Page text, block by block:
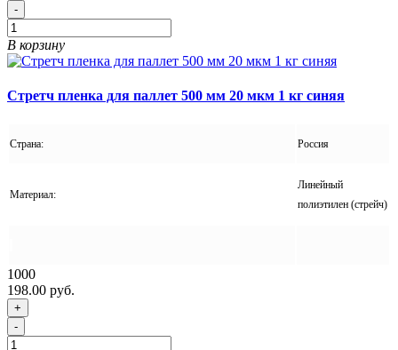
-
В корзину
Стретч пленка для паллет 500 мм 20 мкм 1 кг синяя
Страна: Россия
Материал:
Линейный
полиэтилен (стрейч)
1000
198.00 руб.
+
-